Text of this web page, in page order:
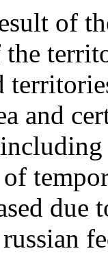
of
and